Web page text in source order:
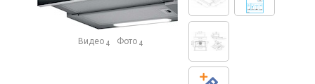
Видео 4 Фото 4